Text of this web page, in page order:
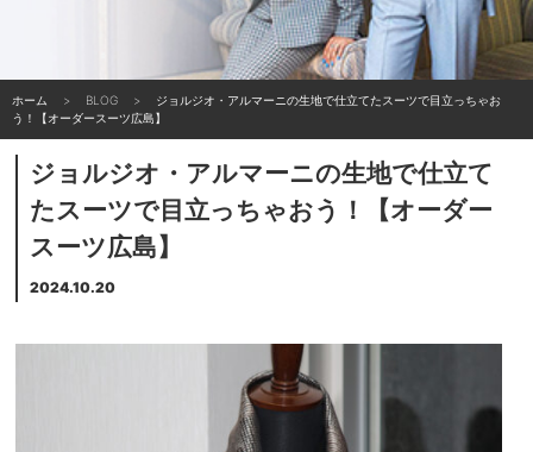
ホーム BLOG
ジョルジオ・アルマーニの生地で仕立てたスーツで目立っちゃお
う！【オーダースーツ広島】
ジョルジオ・アルマーニの生地で仕立て
たスーツで目立っちゃおう！【オーダー
スーツ広島】
2024.10.20